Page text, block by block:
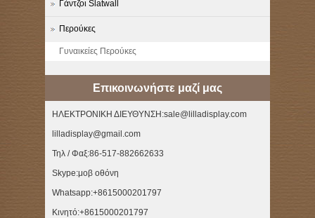
Γάντζοι Slatwall
Περούκες
Γυναικείες Περούκες
Επικοινωνήστε μαζί μας
ΗΛΕΚΤΡΟΝΙΚΗ ΔΙΕΥΘΥΝΣΗ:sale@lilladisplay.com
lilladisplay@gmail.com
Τηλ / Φαξ:86-517-882662633
Skype:μοβ οθόνη
Whatsapp:+8615000201797
Κινητό:+8615000201797